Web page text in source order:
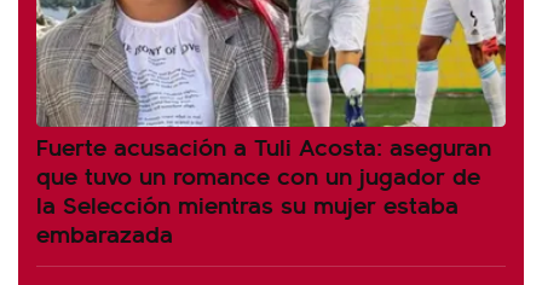
Fuerte acusación a Tuli Acosta: aseguran
que tuvo un romance con un jugador de
la Selección mientras su mujer estaba
embarazada